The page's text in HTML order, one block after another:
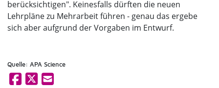
berücksichtigen". Keinesfalls dürften die neuen
Lehrpläne zu Mehrarbeit führen - genau das ergebe
sich aber aufgrund der Vorgaben im Entwurf.
Quelle: APA Science